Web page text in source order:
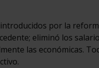
por la
eliminó los
las económicas.